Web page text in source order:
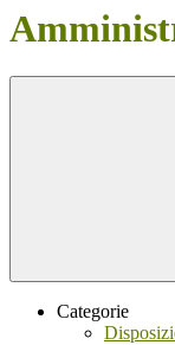
Categorie